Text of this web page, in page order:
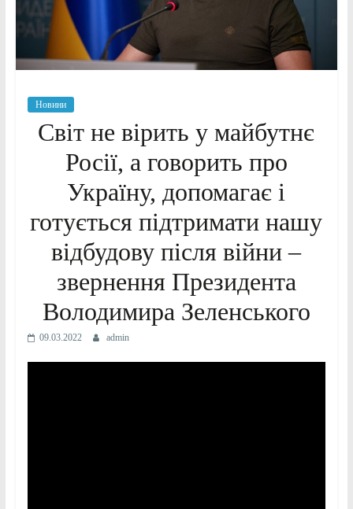
Новини
Світ не вірить у майбутнє
Росії, а говорить про
Україну, допомагає і
готується підтримати нашу
відбудову після війни –
звернення Президента
Володимира Зеленського
09.03.2022 admin